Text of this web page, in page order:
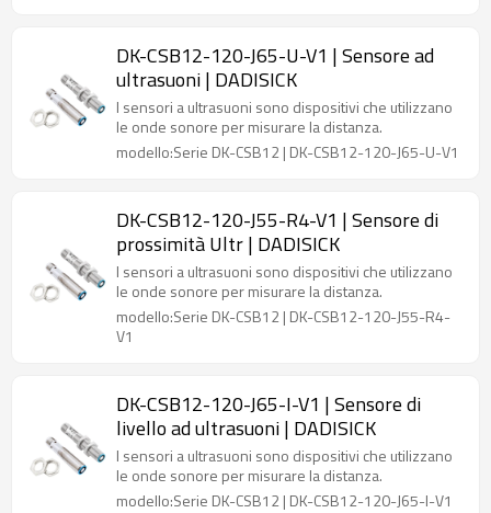
DK-CSB12-120-J65-U-V1 | Sensore ad
ultrasuoni | DADISICK
I sensori a ultrasuoni sono dispositivi che utilizzano
le onde sonore per misurare la distanza.
modello:Serie DK-CSB12 | DK-CSB12-120-J65-U-V1
DK-CSB12-120-J55-R4-V1 | Sensore di
prossimità Ultr | DADISICK
I sensori a ultrasuoni sono dispositivi che utilizzano
le onde sonore per misurare la distanza.
modello:Serie DK-CSB12 | DK-CSB12-120-J55-R4-
V1
DK-CSB12-120-J65-I-V1 | Sensore di
livello ad ultrasuoni | DADISICK
I sensori a ultrasuoni sono dispositivi che utilizzano
le onde sonore per misurare la distanza.
modello:Serie DK-CSB12 | DK-CSB12-120-J65-I-V1